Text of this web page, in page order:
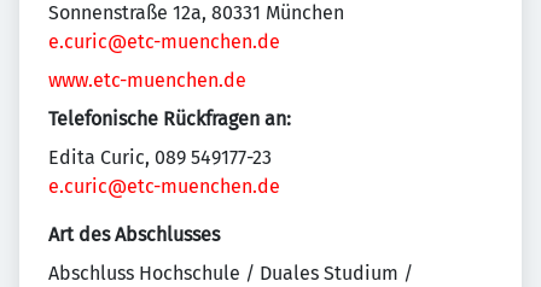
Sonnenstraße 12a, 80331 München
e.curic@etc-muenchen.de
www.etc-muenchen.de
Telefonische Rückfragen an:
Edita Curic, 089 549177-23
e.curic@etc-muenchen.de
Art des Abschlusses
Abschluss Hochschule / Duales Studium /